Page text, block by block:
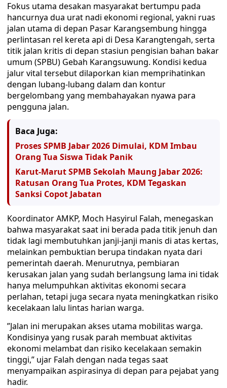
​Fokus utama desakan masyarakat bertumpu pada
hancurnya dua urat nadi ekonomi regional, yakni ruas
jalan utama di depan Pasar Karangsembung hingga
perlintasan rel kereta api di Desa Karangtengah, serta
titik jalan kritis di depan stasiun pengisian bahan bakar
umum (SPBU) Gebah Karangsuwung. Kondisi kedua
jalur vital tersebut dilaporkan kian memprihatinkan
dengan lubang-lubang dalam dan kontur
bergelombang yang membahayakan nyawa para
pengguna jalan.
Baca Juga:
​Proses SPMB Jabar 2026 Dimulai, KDM Imbau
Orang Tua Siswa Tidak Panik
Karut-Marut SPMB Sekolah Maung Jabar 2026:
Ratusan Orang Tua Protes, KDM Tegaskan
Sanksi Copot Jabatan
​Koordinator AMKP, Moch Hasyirul Falah, menegaskan
bahwa masyarakat saat ini berada pada titik jenuh dan
tidak lagi membutuhkan janji-janji manis di atas kertas,
melainkan pembuktian berupa tindakan nyata dari
pemerintah daerah. Menurutnya, pembiaran
kerusakan jalan yang sudah berlangsung lama ini tidak
hanya melumpuhkan aktivitas ekonomi secara
perlahan, tetapi juga secara nyata meningkatkan risiko
kecelakaan lalu lintas harian warga.
​”Jalan ini merupakan akses utama mobilitas warga.
Kondisinya yang rusak parah membuat aktivitas
ekonomi melambat dan risiko kecelakaan semakin
tinggi,” ujar Falah dengan nada tegas saat
menyampaikan aspirasinya di depan para pejabat yang
hadir.